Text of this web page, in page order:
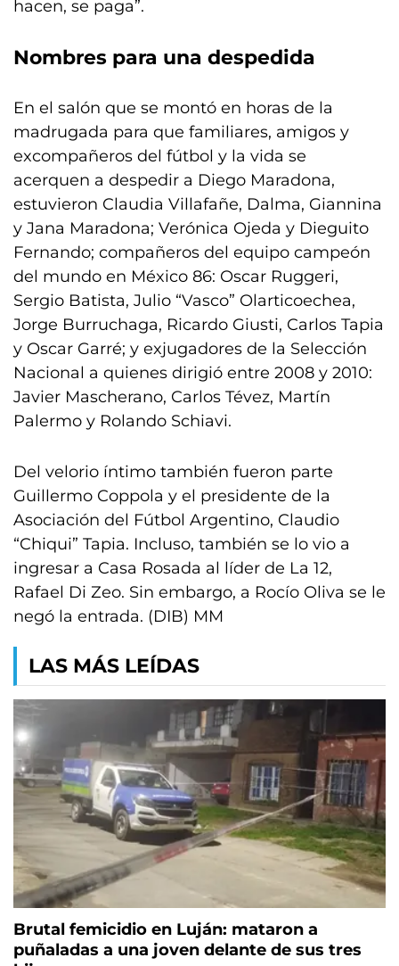
hacen, se paga”.
Nombres para una despedida
En el salón que se montó en horas de la
madrugada para que familiares, amigos y
excompañeros del fútbol y la vida se
acerquen a despedir a Diego Maradona,
estuvieron Claudia Villafañe, Dalma, Giannina
y Jana Maradona; Verónica Ojeda y Dieguito
Fernando; compañeros del equipo campeón
del mundo en México 86: Oscar Ruggeri,
Sergio Batista, Julio “Vasco” Olarticoechea,
Jorge Burruchaga, Ricardo Giusti, Carlos Tapia
y Oscar Garré; y exjugadores de la Selección
Nacional a quienes dirigió entre 2008 y 2010:
Javier Mascherano, Carlos Tévez, Martín
Palermo y Rolando Schiavi.
Del velorio íntimo también fueron parte
Guillermo Coppola y el presidente de la
Asociación del Fútbol Argentino, Claudio
“Chiqui” Tapia. Incluso, también se lo vio a
ingresar a Casa Rosada al líder de La 12,
Rafael Di Zeo. Sin embargo, a Rocío Oliva se le
negó la entrada. (DIB) MM
LAS MÁS LEÍDAS
Brutal femicidio en Luján: mataron a
puñaladas a una joven delante de sus tres